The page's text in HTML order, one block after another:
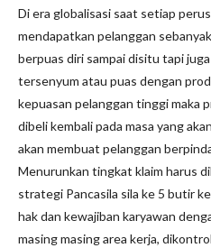
Di era globalisasi saat setiap
mendapatkan pelanggan
berpuas diri sampai disitu tapi
tersenyum atau puas dengan
kepuasan pelanggan tinggi maka
dibeli kembali pada masa yang
akan membuat pelanggan
Menurunkan tingkat klaim harus
strategi Pancasila sila ke 5 butir
hak dan kewajiban karyawan
masing masing area kerja,